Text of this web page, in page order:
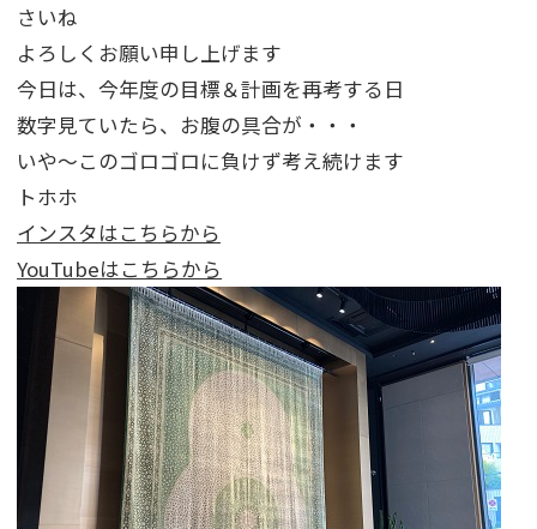
さいね
よろしくお願い申し上げます
今日は、今年度の目標＆計画を再考する日
数字見ていたら、お腹の具合が・・・
いや～このゴロゴロに負けず考え続けます
トホホ
インスタはこちらから
YouTubeはこちらから